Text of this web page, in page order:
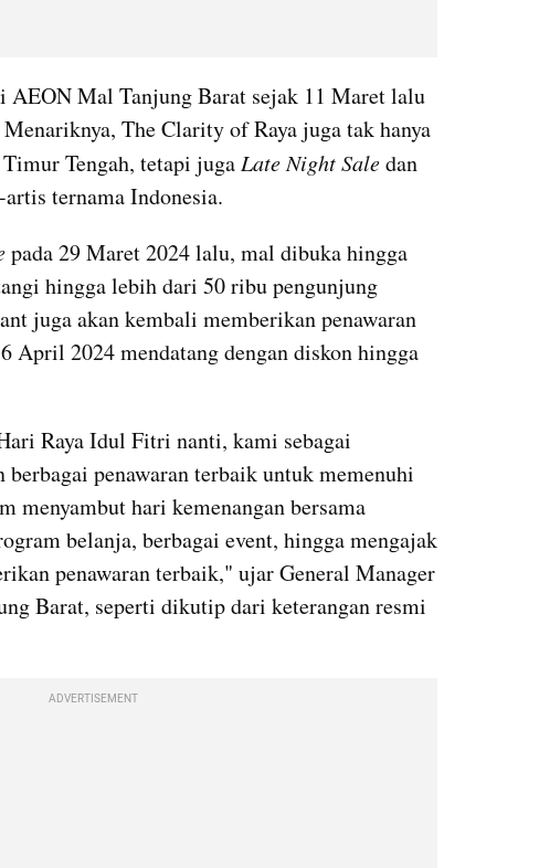
Mal Tanjung Barat sejak 11 Maret lalu
The Clarity of Raya juga tak hanya
Tengah, tetapi juga Late Night Sale dan
ternama Indonesia.
pada 29 Maret 2024 lalu, mal dibuka hingga
hingga lebih dari 50 ribu pengunjung
juga akan kembali memberikan penawaran
April 2024 mendatang dengan diskon hingga
Raya Idul Fitri nanti, kami sebagai
penawaran terbaik untuk memenuhi
menyambut hari kemenangan bersama
belanja, berbagai event, hingga mengajak
penawaran terbaik," ujar General Manager
Barat, seperti dikutip dari keterangan resmi
ADVERTISEMENT